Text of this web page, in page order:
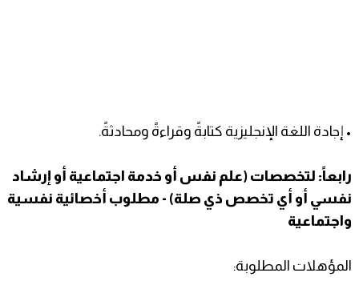
• إجادة اللغة الإنجليزية كتابةً وقراءةً ومحادثةً.
رابعاً: لتخصصات (علم نفس أو خدمة اجتماعية أو إرشاد
نفسي أو أي تخصص ذي صلة) - مطلوب أخصائية نفسية
واجتماعية
المؤهلات المطلوبة: